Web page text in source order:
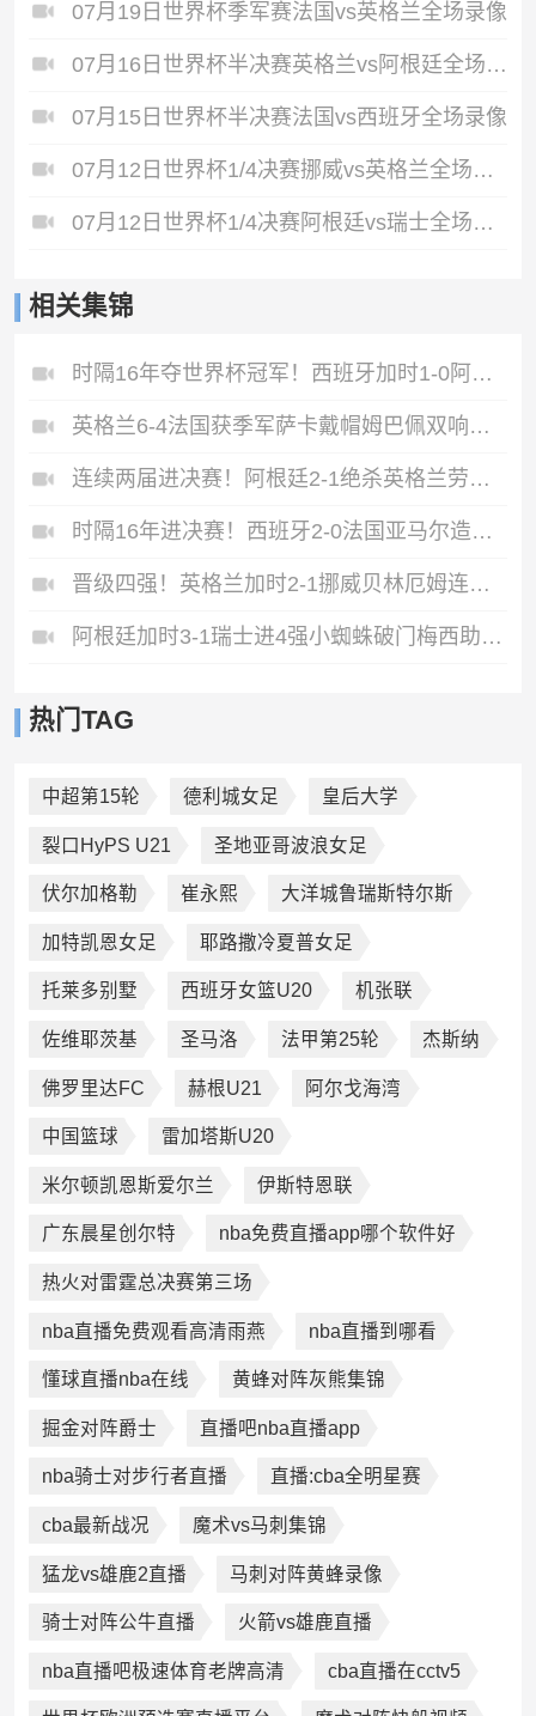
07月19日世界杯季军赛法国vs英格兰全场录像
07月16日世界杯半决赛英格兰vs阿根廷全场录像
07月15日世界杯半决赛法国vs西班牙全场录像
07月12日世界杯1/4决赛挪威vs英格兰全场录像
07月12日世界杯1/4决赛阿根廷vs瑞士全场录像
相关集锦
时隔16年夺世界杯冠军！西班牙加时1-0阿根廷费兰制胜恩佐染红
英格兰6-4法国获季军萨卡戴帽姆巴佩双响创纪录奥利塞2助+失良机
连续两届进决赛！阿根廷2-1绝杀英格兰劳塔罗恩佐破门梅西两助攻
时隔16年进决赛！西班牙2-0法国亚马尔造点奥亚萨瓦尔、波罗破门
晋级四强！英格兰加时2-1挪威贝林厄姆连场双响谢尔德鲁普破门
阿根廷加时3-1瑞士进4强小蜘蛛破门梅西助攻麦卡恩博洛假摔染红
热门TAG
中超第15轮 德利城女足 皇后大学
裂口HyPS U21 圣地亚哥波浪女足
伏尔加格勒 崔永熙 大洋城鲁瑞斯特尔斯
加特凯恩女足 耶路撒冷夏普女足
托莱多别墅 西班牙女篮U20 机张联
佐维耶茨基 圣马洛 法甲第25轮 杰斯纳
佛罗里达FC 赫根U21 阿尔戈海湾
中国篮球 雷加塔斯U20
米尔顿凯恩斯爱尔兰 伊斯特恩联
广东晨星创尔特 nba免费直播app哪个软件好
热火对雷霆总决赛第三场
nba直播免费观看高清雨燕 nba直播到哪看
懂球直播nba在线 黄蜂对阵灰熊集锦
掘金对阵爵士 直播吧nba直播app
nba骑士对步行者直播 直播:cba全明星赛
cba最新战况 魔术vs马刺集锦
猛龙vs雄鹿2直播 马刺对阵黄蜂录像
骑士对阵公牛直播 火箭vs雄鹿直播
nba直播吧极速体育老牌高清 cba直播在cctv5